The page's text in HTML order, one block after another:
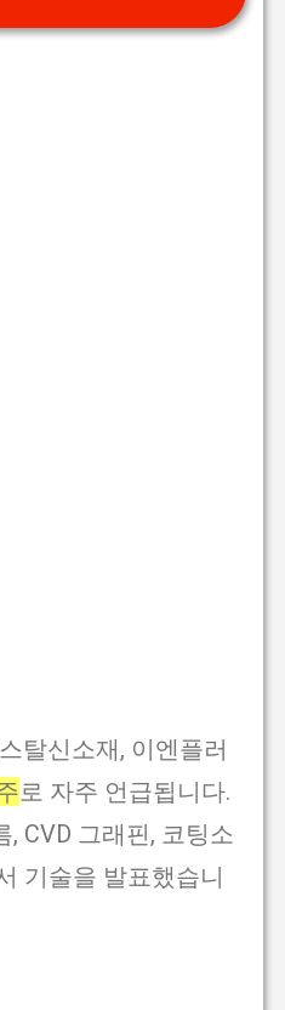
탈신소재, 이엔플러
로 자주 언급됩니다.
CVD 그래핀, 코팅소
기술을 발표했습니